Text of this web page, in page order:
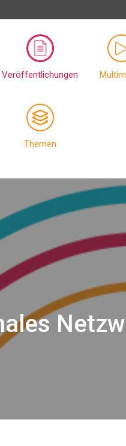
Veröffentlichungen
Themen